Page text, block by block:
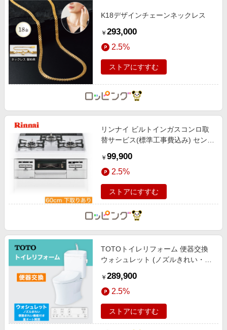
K18デザインチェーンネックレス
￥ 293,000
2.5%
ストアにすすむ
リンナイ ビルトインガスコンロ取
替サービス(標準工事費込み) センス
リル・両面焼き 下取りあり
￥ 99,900
2.5%
ストアにすすむ
TOTOトイレリフォーム 便器交換
ウォシュレット (ノズルきれい・便
￥ 289,900
2.5%
ストアにすすむ